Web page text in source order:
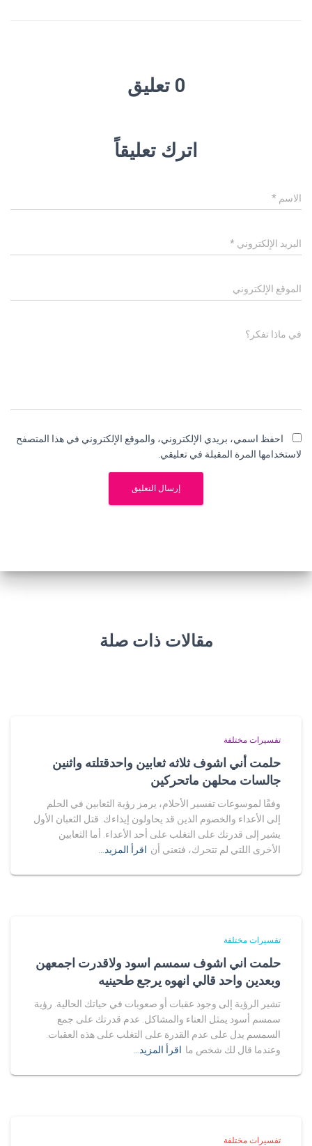
0 تعليق
اترك تعليقاً
الاسم *
البريد الإلكتروني *
الموقع الإلكتروني
في ماذا تفكر؟
احفظ اسمي، بريدي الإلكتروني، والموقع الإلكتروني في هذا المتصفح
لاستخدامها المرة المقبلة في تعليقي.
مقالات ذات صلة
تفسيرات مختلفة
حلمت أني اشوف ثلاثه ثعابين واحدقتلته واثنين
جالسات محلهن ماتحركين
وفقًا لموسوعات تفسير الأحلام، يرمز رؤية الثعابين في الحلم
إلى الأعداء والخصوم الذين قد يحاولون إيذاءك. قتل الثعبان الأول
يشير إلى قدرتك على التغلب على أحد الأعداء. أما الثعابين
الأخرى اللتي لم تتحرك، فتعني أن اقرأ المزيد…
تفسيرات مختلفة
حلمت اني اشوف سمسم اسود ولاقدرت اجمعهن
وبعدين واحد قالي انهوه يرجع طحينيه
تشير الرؤية إلى وجود عقبات أو صعوبات في حياتك الحالية. رؤية
سمسم أسود يمثل العناء والمشاكل. عدم قدرتك على جمع
السمسم يدل على عدم القدرة على التغلب على هذه العقبات.
وعندما قال لك شخص ما اقرأ المزيد…
تفسيرات مختلفة